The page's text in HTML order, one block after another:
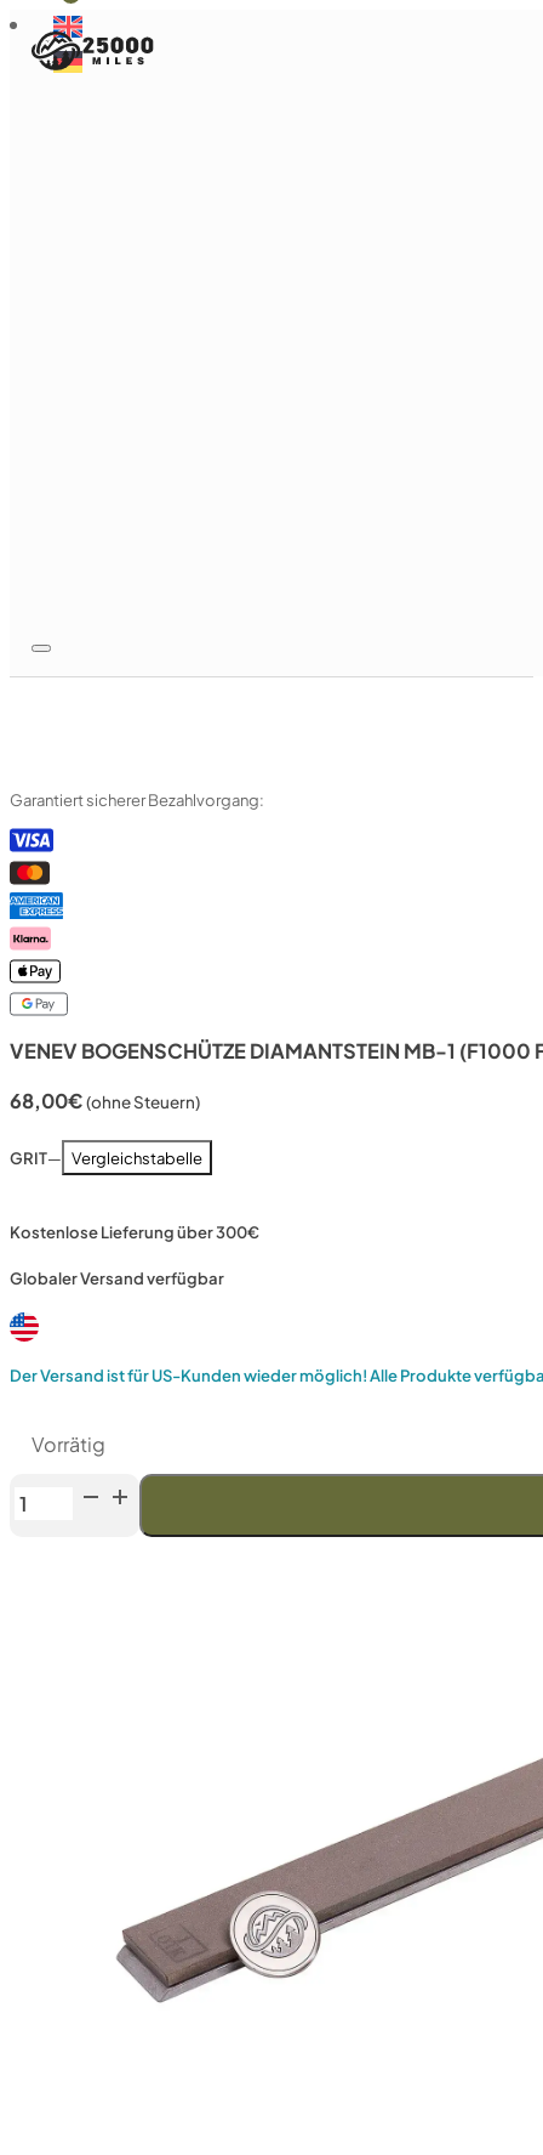
VENEV BOGENSCHÜTZE DIAMANTSTEIN MB-1 (F1000
68,00€(ohne Steuern)
GRIT— Vergleichstabelle
Kostenlose Lieferung über 300€
Globaler Versand verfügbar
Der Versand ist für US-Kunden wieder möglich! Alle Produkte
Vorrätig
Venev
Garantiert sicherer Bezahlvorgang: